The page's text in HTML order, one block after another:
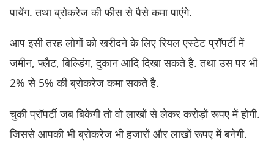
पायेंग. तथा ब्रोकरेज की फीस से पैसे कमा पाएंगे.
आप इसी तरह लोगों को खरीदने के लिए रियल एस्टेट प्रॉपर्टी में
जमीन, फ्लैट, बिल्डिंग, दुकान आदि दिखा सकते है. तथा उस पर भी
2% से 5% की ब्रोकरेज कमा सकते है.
चुकी प्रॉपर्टी जब बिकेगी तो वो लाखों से लेकर करोड़ों रूपए में होगी.
जिससे आपकी भी ब्रोकरेज भी हजारों और लाखों रूपए में बनेगी.